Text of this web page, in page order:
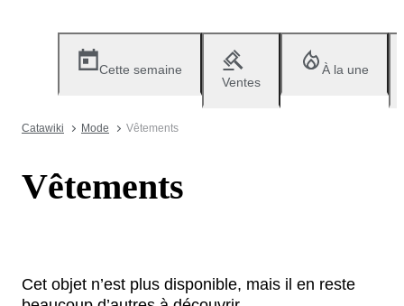
Cette semaine
Ventes
À la une
Catawiki Mode Vêtements
Vêtements
Cet objet n’est plus disponible, mais il en reste